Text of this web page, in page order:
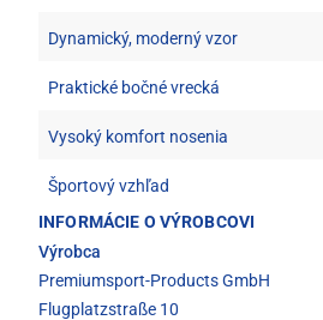
Dynamický, moderný vzor
Praktické bočné vrecká
Vysoký komfort nosenia
Športový vzhľad
INFORMÁCIE O VÝROBCOVI
Výrobca
Premiumsport-Products GmbH
Flugplatzstraße 10